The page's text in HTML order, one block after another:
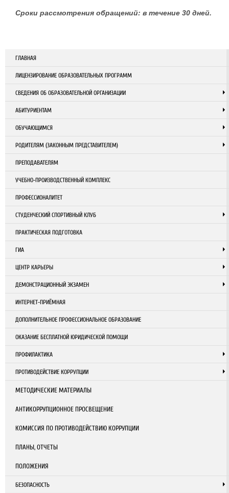
Сроки рассмотрения обращений: в течение 30 дней.
ГЛАВНАЯ
ЛИЦЕНЗИРОВАНИЕ ОБРАЗОВАТЕЛЬНЫХ ПРОГРАММ
СВЕДЕНИЯ ОБ ОБРАЗОВАТЕЛЬНОЙ ОРГАНИЗАЦИИ
АБИТУРИЕНТАМ
ОБУЧАЮЩИМСЯ
РОДИТЕЛЯМ (ЗАКОННЫМ ПРЕДСТАВИТЕЛЕМ)
ПРЕПОДАВАТЕЛЯМ
УЧЕБНО-ПРОИЗВОДСТВЕННЫЙ КОМПЛЕКС
ПРОФЕССИОНАЛИТЕТ
СТУДЕНЧЕСКИЙ СПОРТИВНЫЙ КЛУБ
ПРАКТИЧЕСКАЯ ПОДГОТОВКА
ГИА
ЦЕНТР КАРЬЕРЫ
ДЕМОНСТРАЦИОННЫЙ ЭКЗАМЕН
ИНТЕРНЕТ-ПРИЁМНАЯ
ДОПОЛНИТЕЛЬНОЕ ПРОФЕССИОНАЛЬНОЕ ОБРАЗОВАНИЕ
ОКАЗАНИЕ БЕСПЛАТНОЙ ЮРИДИЧЕСКОЙ ПОМОЩИ
ПРОФИЛАКТИКА
ПРОТИВОДЕЙСТВИЕ КОРРУПЦИИ
МЕТОДИЧЕСКИЕ МАТЕРИАЛЫ
АНТИКОРРУПЦИОННОЕ ПРОСВЕЩЕНИЕ
КОМИССИЯ ПО ПРОТИВОДЕЙСТВИЮ КОРРУПЦИИ
ПЛАНЫ, ОТЧЕТЫ
ПОЛОЖЕНИЯ
БЕЗОПАСНОСТЬ